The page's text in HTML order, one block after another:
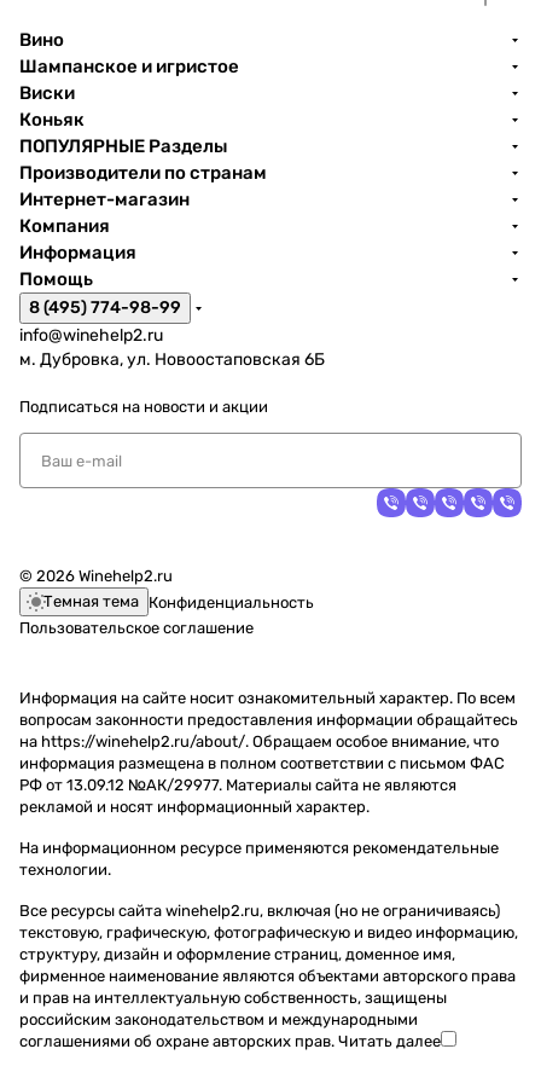
Вино
Шампанское и игристое
Виски
Коньяк
ПОПУЛЯРНЫЕ Разделы
Производители по странам
Интернет-магазин
Компания
Информация
Помощь
8 (495) 774-98-99
info@winehelp2.ru
м. Дубровка, ул. Новоостаповская 6Б
Подписаться на новости и акции
© 2026 Winehelp2.ru
Темная тема Конфиденциальность
Пользовательское соглашение
Информация на сайте носит ознакомительный характер. По всем
вопросам законности предоставления информации обращайтесь
на https://winehelp2.ru/about/. Обращаем особое внимание, что
информация размещена в полном соответствии с письмом ФАС
РФ от 13.09.12 №АК/29977. Материалы сайта не являются
рекламой и носят информационный характер.
На информационном ресурсе применяются рекомендательные
технологии.
Все ресурсы сайта winehelp2.ru, включая (но не ограничиваясь)
текстовую, графическую, фотографическую и видео информацию,
структуру, дизайн и оформление страниц, доменное имя,
фирменное наименование являются объектами авторского права
и прав на интеллектуальную собственность, защищены
российским законодательством и международными
соглашениями об охране авторских прав. Читать далее